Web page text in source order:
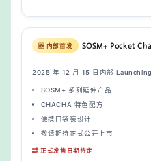
🆕 内部首发 SOSM+ Pocket
2025 年 12 月 15 日内部
SOSM+ 系列延伸产品
CHACHA 特色配方
便携口袋装设计
敬请期待正式公开上市
🔜 正式发售日期待定